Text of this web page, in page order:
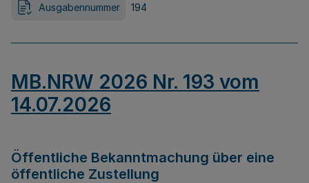
Ausgabennummer 194
MB.NRW 2026 Nr. 193 vom
14.07.2026
Öffentliche Bekanntmachung über eine
öffentliche Zustellung